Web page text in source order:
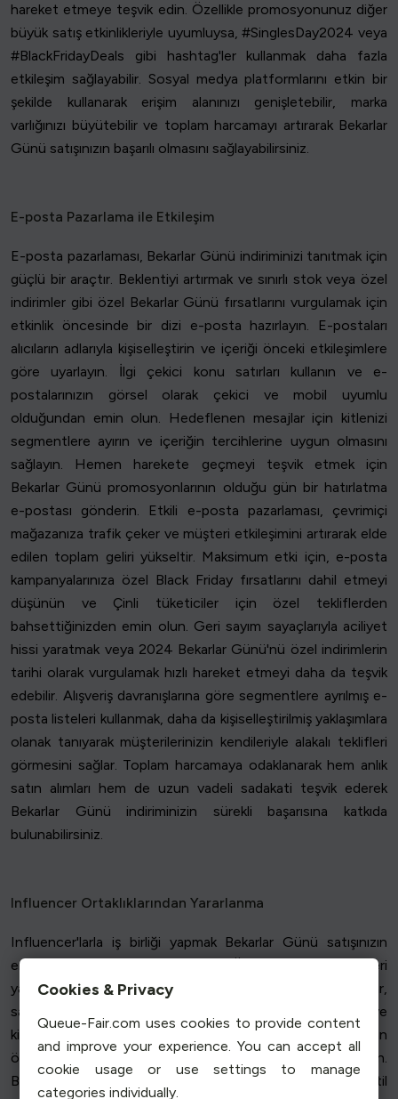
hareket etmeye teşvik edin. Özellikle promosyonunuz diğer
büyük satış etkinlikleriyle uyumluysa, #SinglesDay2024 veya
#BlackFridayDeals gibi hashtag'ler kullanmak daha fazla
etkileşim sağlayabilir. Sosyal medya platformlarını etkin bir
şekilde kullanarak erişim alanınızı genişletebilir, marka
varlığınızı büyütebilir ve toplam harcamayı artırarak Bekarlar
Günü satışınızın başarılı olmasını sağlayabilirsiniz.
E-posta Pazarlama ile Etkileşim
E-posta pazarlaması, Bekarlar Günü indiriminizi tanıtmak için
güçlü bir araçtır. Beklentiyi artırmak ve sınırlı stok veya özel
indirimler gibi özel Bekarlar Günü fırsatlarını vurgulamak için
etkinlik öncesinde bir dizi e-posta hazırlayın. E-postaları
alıcıların adlarıyla kişiselleştirin ve içeriği önceki etkileşimlere
göre uyarlayın. İlgi çekici konu satırları kullanın ve e-
postalarınızın görsel olarak çekici ve mobil uyumlu
olduğundan emin olun. Hedeflenen mesajlar için kitlenizi
segmentlere ayırın ve içeriğin tercihlerine uygun olmasını
sağlayın. Hemen harekete geçmeyi teşvik etmek için
Bekarlar Günü promosyonlarının olduğu gün bir hatırlatma
e-postası gönderin. Etkili e-posta pazarlaması, çevrimiçi
mağazanıza trafik çeker ve müşteri etkileşimini artırarak elde
edilen toplam geliri yükseltir. Maksimum etki için, e-posta
kampanyalarınıza özel Black Friday fırsatlarını dahil etmeyi
düşünün ve Çinli tüketiciler için özel tekliflerden
bahsettiğinizden emin olun. Geri sayım sayaçlarıyla aciliyet
hissi yaratmak veya 2024 Bekarlar Günü'nü özel indirimlerin
tarihi olarak vurgulamak hızlı hareket etmeyi daha da teşvik
edebilir. Alışveriş davranışlarına göre segmentlere ayrılmış e-
posta listeleri kullanmak, daha da kişiselleştirilmiş yaklaşımlara
olanak tanıyarak müşterilerinizin kendileriyle alakalı teklifleri
görmesini sağlar. Toplam harcamaya odaklanarak hem anlık
satın alımları hem de uzun vadeli sadakati teşvik ederek
Bekarlar Günü indiriminizin sürekli başarısına katkıda
bulunabilirsiniz.
Influencer Ortaklıklarından Yararlanma
Influencer'larla iş birliği yapmak Bekarlar Günü satışınızın
erişimini ve güvenilirliğini artırabilir. Özellikle Çinli tüketicileri
yakından tanıyan ve yerleşik takipçileri olan influencer'lar,
satışınızı yeni ve etkileşimli kitlelere tanıtabilir. Değerleri ve
kitlesi markanızla uyumlu influencer'ları belirleyin, ardından
özel Bekarlar Günü fırsatları veya tanıtacak ürünler sunun.
Bu influencer'lar ürün incelemeleri, kutu açılımları veya stil
Cookies & Privacy
Queue-Fair.com uses cookies to provide content
and improve your experience. You can accept all
cookie usage or use settings to manage
categories individually.